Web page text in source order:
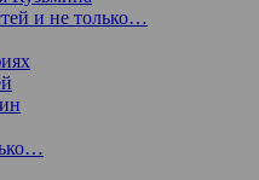
и не только…